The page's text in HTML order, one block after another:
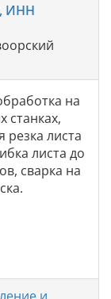
ИНН
на
станках,
резка листа
листа до
сварка на